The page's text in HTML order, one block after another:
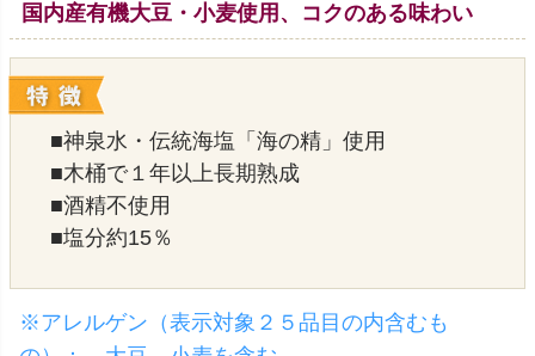
国内産有機大豆・小麦使用、コクのある味わい
■神泉水・伝統海塩「海の精」使用
■木桶で１年以上長期熟成
■酒精不使用
■塩分約15％
※アレルゲン（表示対象２５品目の内含むも